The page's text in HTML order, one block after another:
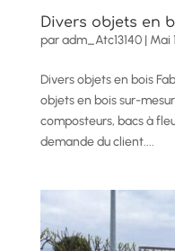
Divers objets en
paradm_Atc13140| Mai
Divers objets en bois
objets en bois sur-
composteurs, bacs à
demande du client....